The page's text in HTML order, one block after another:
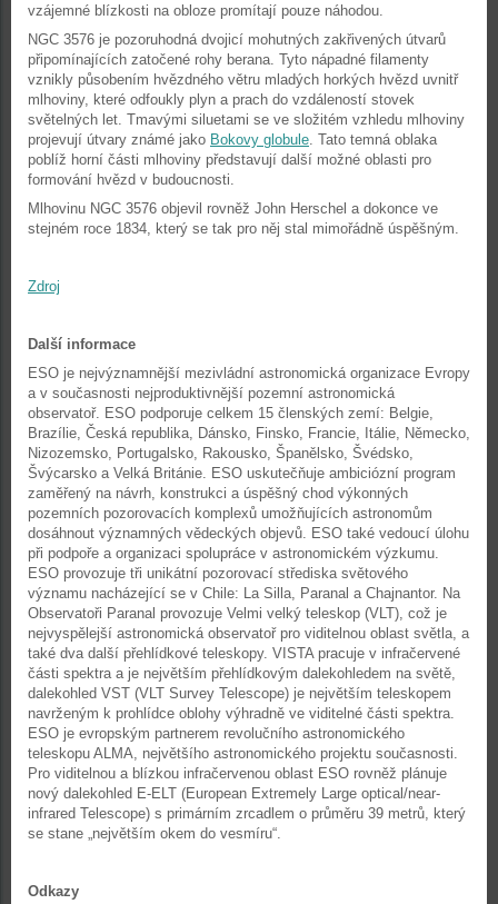
vzájemné blízkosti na obloze promítají pouze náhodou.
NGC 3576 je pozoruhodná dvojicí mohutných zakřivených útvarů
připomínajících zatočené rohy berana. Tyto nápadné filamenty
vznikly působením hvězdného větru mladých horkých hvězd uvnitř
mlhoviny, které odfoukly plyn a prach do vzdáleností stovek
světelných let. Tmavými siluetami se ve složitém vzhledu mlhoviny
projevují útvary známé jako Bokovy globule. Tato temná oblaka
poblíž horní části mlhoviny představují další možné oblasti pro
formování hvězd v budoucnosti.
Mlhovinu NGC 3576 objevil rovněž John Herschel a dokonce ve
stejném roce 1834, který se tak pro něj stal mimořádně úspěšným.
Zdroj
Další informace
ESO je nejvýznamnější mezivládní astronomická organizace Evropy
a v současnosti nejproduktivnější pozemní astronomická
observatoř. ESO podporuje celkem 15 členských zemí: Belgie,
Brazílie, Česká republika, Dánsko, Finsko, Francie, Itálie, Německo,
Nizozemsko, Portugalsko, Rakousko, Španělsko, Švédsko,
Švýcarsko a Velká Británie. ESO uskutečňuje ambiciózní program
zaměřený na návrh, konstrukci a úspěšný chod výkonných
pozemních pozorovacích komplexů umožňujících astronomům
dosáhnout významných vědeckých objevů. ESO také vedoucí úlohu
při podpoře a organizaci spolupráce v astronomickém výzkumu.
ESO provozuje tři unikátní pozorovací střediska světového
významu nacházející se v Chile: La Silla, Paranal a Chajnantor. Na
Observatoři Paranal provozuje Velmi velký teleskop (VLT), což je
nejvyspělejší astronomická observatoř pro viditelnou oblast světla, a
také dva další přehlídkové teleskopy. VISTA pracuje v infračervené
části spektra a je největším přehlídkovým dalekohledem na světě,
dalekohled VST (VLT Survey Telescope) je největším teleskopem
navrženým k prohlídce oblohy výhradně ve viditelné části spektra.
ESO je evropským partnerem revolučního astronomického
teleskopu ALMA, největšího astronomického projektu současnosti.
Pro viditelnou a blízkou infračervenou oblast ESO rovněž plánuje
nový dalekohled E-ELT (European Extremely Large optical/near-
infrared Telescope) s primárním zrcadlem o průměru 39 metrů, který
se stane „největším okem do vesmíru“.
Odkazy